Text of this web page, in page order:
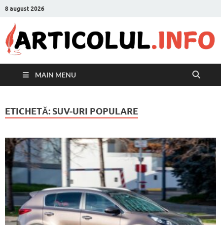
8 august 2026
MAIN MENU
ETICHETĂ: SUV-URI POPULARE